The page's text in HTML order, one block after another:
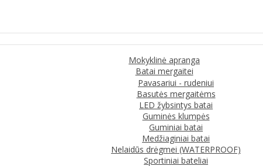
Mokyklinė apranga
Batai mergaitei
Pavasariui - rudeniui
Basutės mergaitėms
LED žybsintys batai
Guminės klumpės
Guminiai batai
Medžiaginiai batai
Nelaidūs drėgmei (WATERPROOF)
Sportiniai bateliai